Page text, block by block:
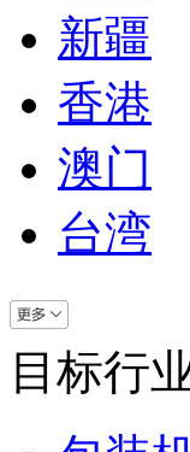
新疆
香港
澳门
台湾
目标行